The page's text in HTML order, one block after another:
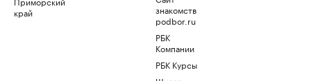
край
знакомств
podbor.ru
РБК
Компании
РБК Курсы